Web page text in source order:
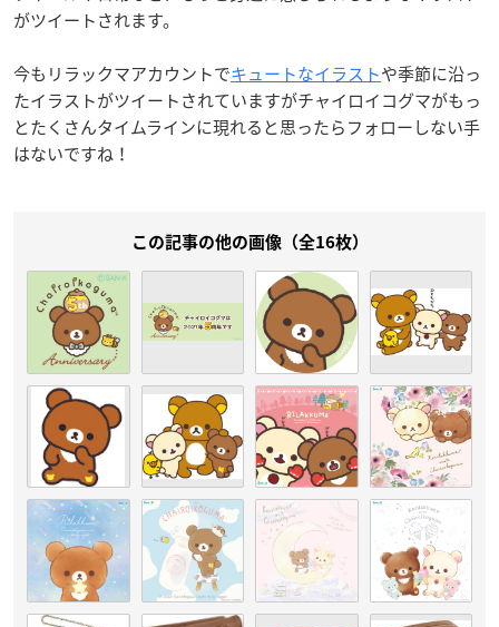
がツイートされます。
今もリラックマアカウントでキュートなイラストや季節に沿っ
たイラストがツイートされていますがチャイロイコグマがもっ
とたくさんタイムラインに現れると思ったらフォローしない手
はないですね！
この記事の他の画像（全16枚）